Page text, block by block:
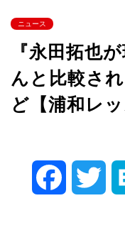
ニュース
『永田拓也
んと比較さ
ど【浦和レ